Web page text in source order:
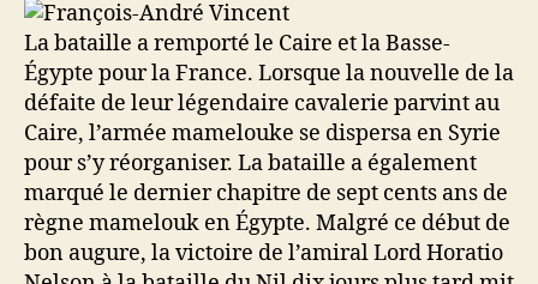
La bataille a remporté le Caire et la Basse-
Égypte pour la France. Lorsque la nouvelle de la
défaite de leur légendaire cavalerie parvint au
Caire, l’armée mamelouke se dispersa en Syrie
pour s’y réorganiser. La bataille a également
marqué le dernier chapitre de sept cents ans de
règne mamelouk en Égypte. Malgré ce début de
bon augure, la victoire de l’amiral Lord Horatio